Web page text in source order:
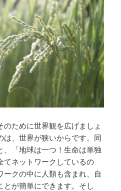
ために世界観を広げましょ
は、世界が狭いからです。同
、「地球は一つ！生命は単独
てネットワークしているの
ークの中に人類も含まれ、自
が簡単にできます。そし